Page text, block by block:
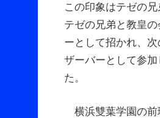
この印象はテゼの
テゼの兄弟と教皇
ーとして招かれ、
ザーバーとして参
た。
横浜雙葉学園の前